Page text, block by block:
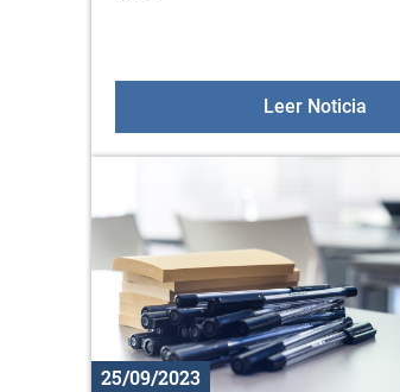
Leer Noticia
25/09/2023